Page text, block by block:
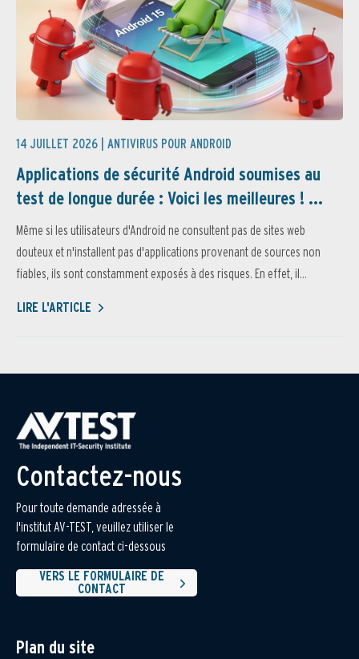
14 JUILLET 2026 | ANTIVIRUS POUR ANDROID
Applications de sécurité Android soumises au
test de longue durée : Voici les meilleures ! ...
Même si les utilisateurs d'Android ne consultent pas de sites web
douteux et n'installent pas d'applications provenant de sources non
fiables, ils sont constamment exposés à des risques. En effet, il...
LIRE L'ARTICLE
Contactez-nous
Pour toute demande adressée à
l'institut AV-TEST, veuillez utiliser le
formulaire de contact ci-dessous
VERS LE FORMULAIRE DE
CONTACT
Plan du site